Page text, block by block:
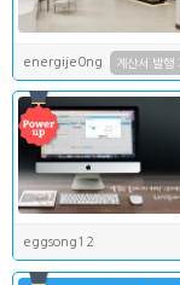
energije0ng 계산서 발행
eggsong12